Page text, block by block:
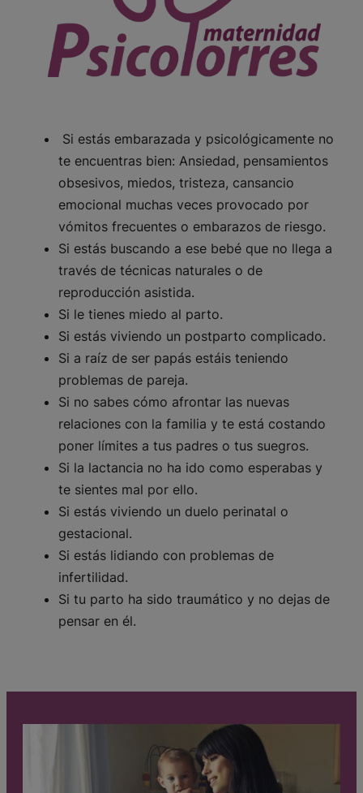
Si estás embarazada y psicológicamente no
te encuentras bien: Ansiedad, pensamientos
obsesivos, miedos, tristeza, cansancio
emocional muchas veces provocado por
vómitos frecuentes o embarazos de riesgo.
Si estás buscando a ese bebé que no llega a
través de técnicas naturales o de
reproducción asistida.
Si le tienes miedo al parto.
Si estás viviendo un postparto complicado.
Si a raíz de ser papás estáis teniendo
problemas de pareja.
Si no sabes cómo afrontar las nuevas
relaciones con la familia y te está costando
poner límites a tus padres o tus suegros.
Si la lactancia no ha ido como esperabas y
te sientes mal por ello.
Si estás viviendo un duelo perinatal o
gestacional.
Si estás lidiando con problemas de
infertilidad.
Si tu parto ha sido traumático y no dejas de
pensar en él.